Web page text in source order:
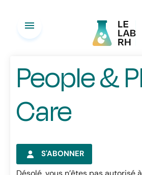
menu
People &
Care
S'ABONNER